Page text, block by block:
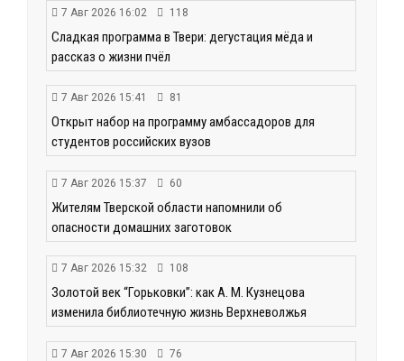
7 Авг 2026 16:02 118
Сладкая программа в Твери: дегустация мёда и
рассказ о жизни пчёл
7 Авг 2026 15:41 81
Открыт набор на программу амбассадоров для
студентов российских вузов
7 Авг 2026 15:37 60
Жителям Тверской области напомнили об
опасности домашних заготовок
7 Авг 2026 15:32 108
Золотой век “Горьковки”: как А. М. Кузнецова
изменила библиотечную жизнь Верхневолжья
7 Авг 2026 15:30 76